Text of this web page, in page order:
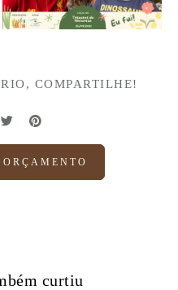
COMPARTILHE!
curtiu